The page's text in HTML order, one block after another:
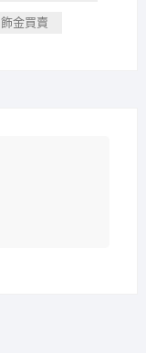
飾金買賣